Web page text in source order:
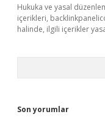
Hukuka ve yasal
içerikleri,
halinde, ilgili içerikler
Son yorumlar